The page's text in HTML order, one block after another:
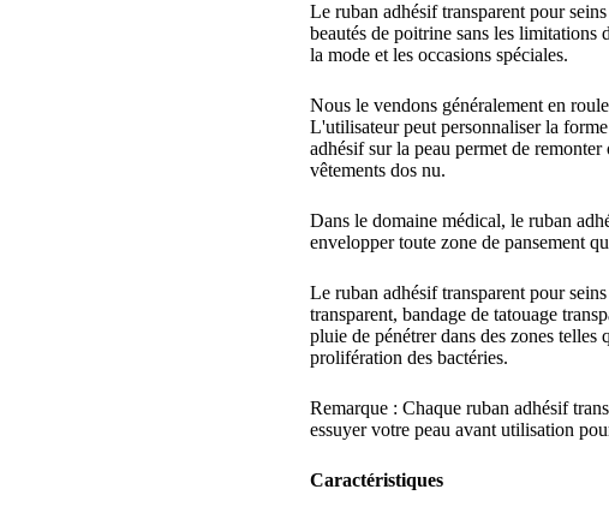
Le ruban adhésif transparent pour
beautés de poitrine sans les
la mode et les occasions spéciales.
Nous le vendons généralement en
L'utilisateur peut personnaliser la
adhésif sur la peau permet de
vêtements dos nu.
Dans le domaine médical, le ruban
envelopper toute zone de pansement
Le ruban adhésif transparent pour
transparent, bandage de tatouage
pluie de pénétrer dans des zones telles
prolifération des bactéries.
Remarque : Chaque ruban adhésif
essuyer votre peau avant utilisation
Caractéristiques